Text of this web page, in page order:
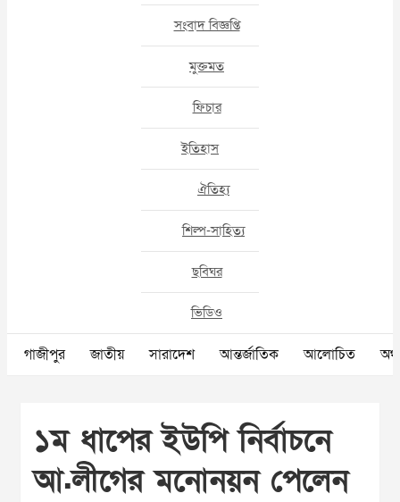
সংবাদ বিজ্ঞপ্তি
মুক্তমত
ফিচার
ইতিহাস
ঐতিহ্য
শিল্প-সাহিত্য
ছবিঘর
ভিডিও
গাজীপুর জাতীয় সারাদেশ আন্তর্জাতিক আলোচিত
১ম ধাপের ইউপি নির্বাচনে
আ.লীগের মনোনয়ন পেলেন